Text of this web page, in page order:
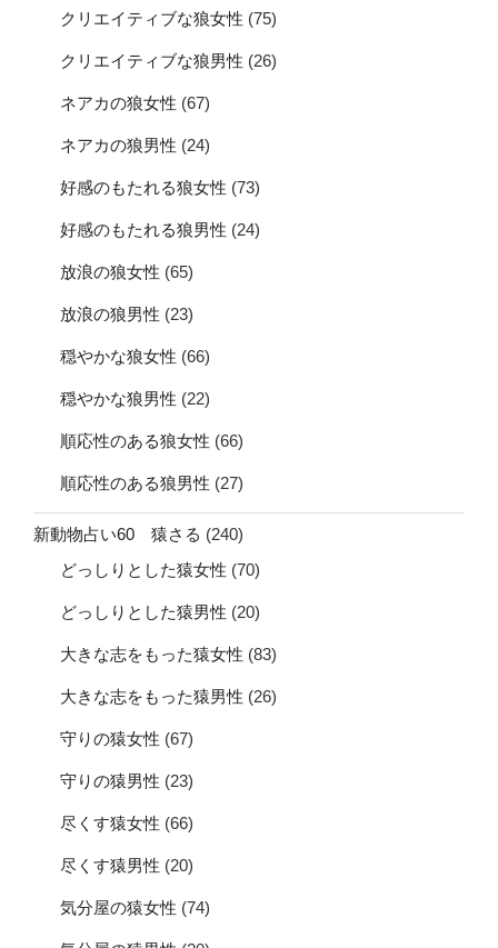
クリエイティブな狼女性 (75)
クリエイティブな狼男性 (26)
ネアカの狼女性 (67)
ネアカの狼男性 (24)
好感のもたれる狼女性 (73)
好感のもたれる狼男性 (24)
放浪の狼女性 (65)
放浪の狼男性 (23)
穏やかな狼女性 (66)
穏やかな狼男性 (22)
順応性のある狼女性 (66)
順応性のある狼男性 (27)
新動物占い60 猿さる (240)
どっしりとした猿女性 (70)
どっしりとした猿男性 (20)
大きな志をもった猿女性 (83)
大きな志をもった猿男性 (26)
守りの猿女性 (67)
守りの猿男性 (23)
尽くす猿女性 (66)
尽くす猿男性 (20)
気分屋の猿女性 (74)